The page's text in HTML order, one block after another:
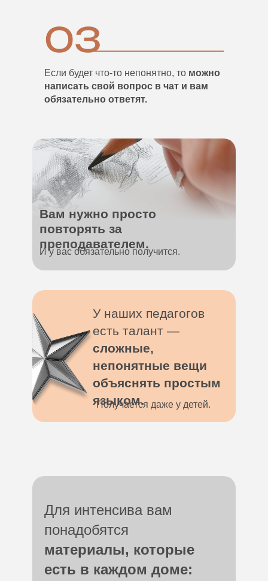
Если будет что-то непонятно, то можно
написать свой вопрос в чат и вам
обязательно ответят.
Вам нужно просто
повторять за
преподавателем.
И у вас обязательно получится.
Получается даже у детей.
У наших педагогов
есть талант —
сложные,
непонятные вещи
объяснять простым
языком.
Для интенсива вам
понадобятся
материалы, которые
есть в каждом доме: